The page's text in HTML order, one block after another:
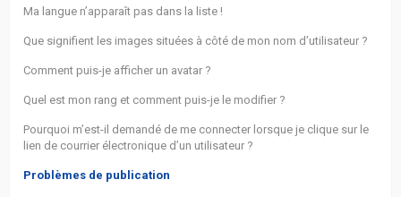
Ma langue n’apparaît pas dans la liste !
Que signifient les images situées à côté de mon nom d’utilisateur ?
Comment puis-je afficher un avatar ?
Quel est mon rang et comment puis-je le modifier ?
Pourquoi m’est-il demandé de me connecter lorsque je clique sur le
lien de courrier électronique d’un utilisateur ?
Problèmes de publication